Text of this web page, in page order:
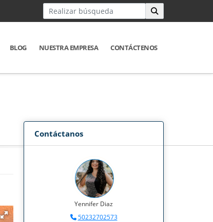
BLOG NUESTRA EMPRESA CONTÁCTENOS
Contáctanos
Yennifer Diaz
50232702573